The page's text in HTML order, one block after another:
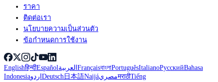
ราคา
ติดต่อเรา
นโยบายความเป็นส่วนตัว
ข้อกำหนดการใช้งาน
Englishहिन्दीEspañolالعربيةFrançaisবাংলাPortuguêsItalianoРусскийBahasa
IndonesiaاردوDeutsch日本語NaijáمصريमराठीTiếng